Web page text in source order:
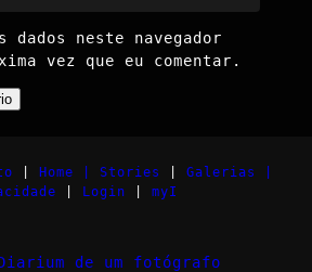
dados neste navegador
vez que eu comentar.
Home | Stories
Galerias |
Login myI
de um fotógrafo